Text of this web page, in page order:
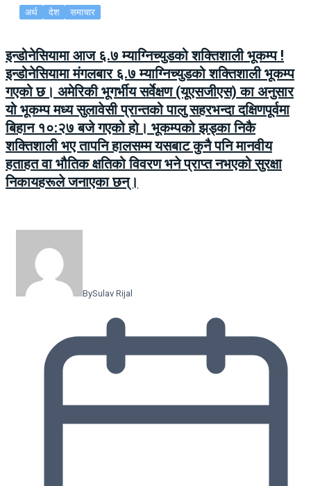
अर्थ देश समाचार
इन्डोनेसियामा आज ६.७ म्याग्निच्युडको शक्तिशाली भूकम्प !
इन्डोनेसियामा मंगलबार ६.७ म्याग्निच्युडको शक्तिशाली भूकम्प
गएको छ। अमेरिकी भूगर्भीय सर्वेक्षण (यूएसजीएस) का अनुसार
यो भूकम्प मध्य सुलावेसी प्रान्तको पालु सहरभन्दा दक्षिणपूर्वमा
बिहान १०:२७ बजे गएको हो। भूकम्पको झड्का निकै
शक्तिशाली भए तापनि हालसम्म यसबाट कुनै पनि मानवीय
हताहत वा भौतिक क्षतिको विवरण भने प्राप्त नभएको सुरक्षा
निकायहरूले जनाएका छन्।
BySulav Rijal